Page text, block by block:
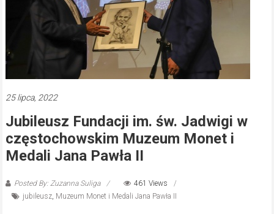
25 lipca, 2022
Jubileusz Fundacji im. św. Jadwigi w
częstochowskim Muzeum Monet i
Medali Jana Pawła II
Posted By: Zuzanna Suliga
461 Views
jubileusz, Muzeum Monet i Medali Jana Pawła II